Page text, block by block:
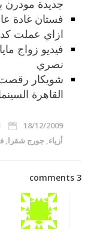
جديدة مودرن
فستان غادة
ازاي عملت
فيديو زواج
نصري
شويكار
القاهرة
18/12/2009
أزياء,جورج شقرا,
3 comments